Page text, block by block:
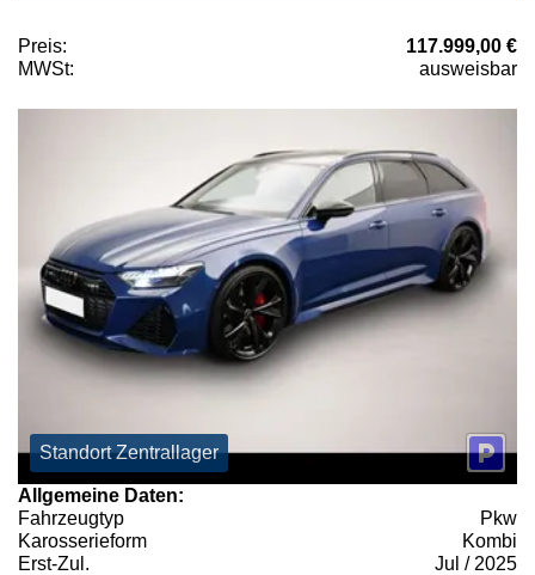
Preis:
117.999,00 €
MWSt:
ausweisbar
Standort Zentrallager
Allgemeine Daten:
Fahrzeugtyp
Pkw
Karosserieform
Kombi
Erst-Zul.
Jul / 2025